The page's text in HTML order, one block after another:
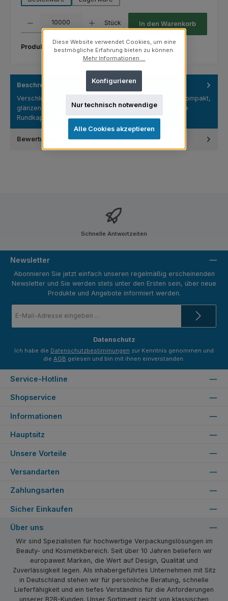
Stück In den Warenkorb
Produktnummer: 03.02.13/1022C.3
Beschreibung
Verschlusskappe Mini Double Wall 13/415 schwarz – Kompakt,
glänzend & markenkonform ab 10.000 Stück Schwarze
Rundkapp…
Mehr
Bewertungen
Schnelle Antwortzeiten
Newsletter
Abonnieren Sie jetzt einfach unseren regelmäßig erscheinenden
Newsletter und Sie werden stets unter den Ersten sein, über neue
Produkte und Angebote informiert werden.
Mail-
Datenschutz
Ich habe die Datenschutzbestimmungen zur Kenntnis genommen und
die AGB gelesen und bin mit ihnen einverstanden.
Service-Hotline
Shopservice
Informationen
Unsere Vorteile
Versandarten
Zahlungsarten
Hauptsitz
Sicher Einkaufen
Über uns
Wir sind Spezialisten für hochwertige Verpackungslösungen im
Beauty- und Kosmetikbereich. Seit über 10 Jahren beliefern wir
europaweit Marken, die Wert auf Design, Qualität und
Zuverlässigkeit legen. Als inhabergeführtes Unternehmen mit Sitz
in Deutschland stehen wir für persönliche Beratung, schnelle
Lieferfähigkeit und ein tiefes Verständnis für die Anforderungen
unserer B2B-Kunden. Unser Sortiment reicht von klassischen
Diese Website verwendet Cookies, um eine
bestmögliche Erfahrung bieten zu können.
Mehr Informationen ...
Nur technisch notwendige
Konfigurieren
Alle Cookies akzeptieren